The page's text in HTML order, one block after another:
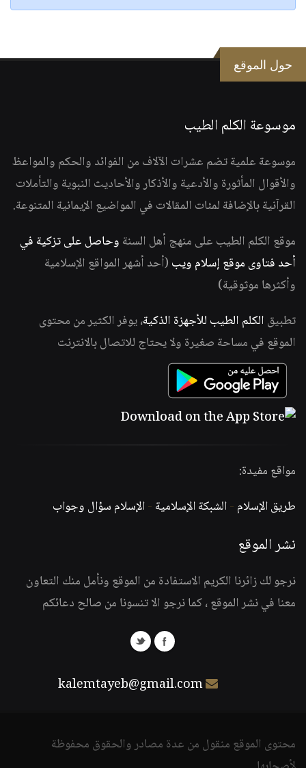
حول الموقع
موسوعة الكلم الطيب
موسوعة علمية تضم عشرات الآلاف من الفوائد والحكم والمواعظ
والأقوال المأثورة والأدعية والأذكار والأحاديث النبوية والتأملات
القرآنية بالإضافة لمئات المقالات في المواضيع الإيمانية المتنوعة.
موقع الكلم الطيب على منهج أهل السنة وحاصل على تزكية في
أحد فتاوى موقع إسلام ويب (أحد أشهر المواقع الإسلامية
وأكثرها موثوقية)
تطبيق الكلم الطيب للأجهزة الذكية، يوفر الكثير من محتوى
الموقع في مساحة صغيرة ولا يحتاج للاتصال بالانترنت
مواقع مفيدة:
طريق الإسلام -الشبكة الإسلامية -الإسلام سؤال وجواب
نشر الموقع
نرجو لك زائرنا الكريم الاستفادة من الموقع ونأمل منك التعاون
معنا في نشر الموقع ، كما نرجو الا تنسونا من صالح دعائكم
kalemtayeb@gmail.com
محتوى الموقع منقول من عدة مصادر والحقوق محفوظة